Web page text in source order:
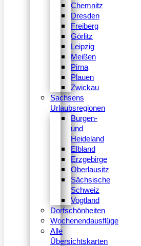
Chemnitz
Dresden
Freiberg
Görlitz
Leipzig
Meißen
Pirna
Plauen
Zwickau
Sachsens
Urlaubsregionen
Burgen-
und
Heideland
Elbland
Erzgebirge
Oberlausitz
Sächsische
Schweiz
Vogtland
Dorfschönheiten
Wochenendausflüge
Alle
Übersichtskarten